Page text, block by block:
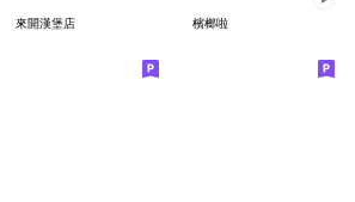
來開漢堡店 檳榔啦